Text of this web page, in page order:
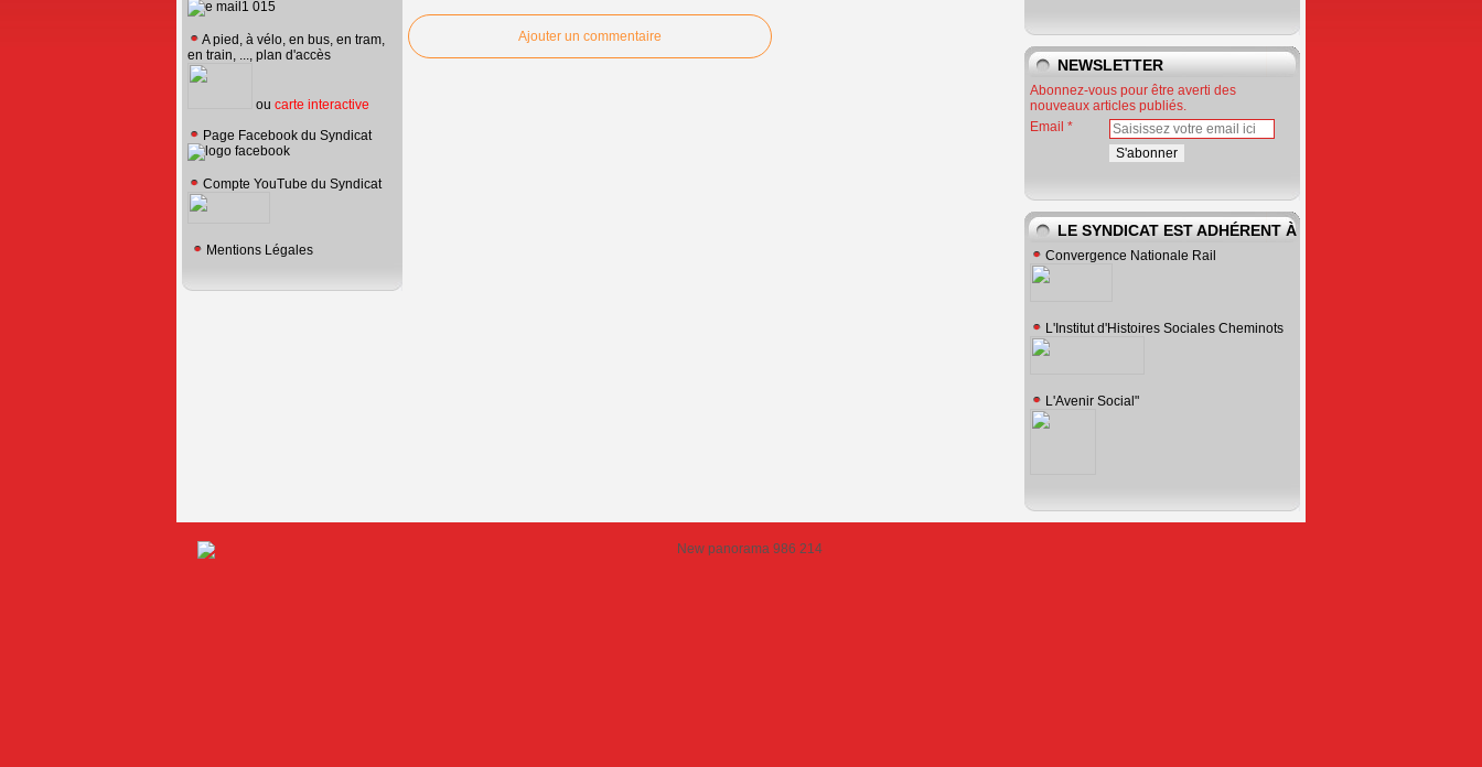
A pied, à vélo, en bus, en tram,
en train, ..., plan d'accès
ou carte interactive
Page Facebook du Syndicat
Compte YouTube du Syndicat
Mentions Légales
Ajouter un commentaire
NEWSLETTER
Abonnez-vous pour être averti des
nouveaux articles publiés.
Email
LE SYNDICAT EST ADHÉRENT À
Convergence Nationale Rail
L'Institut d'Histoires Sociales Cheminots
L'Avenir Social"